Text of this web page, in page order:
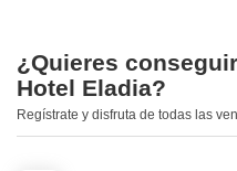
¿Quieres
Hotel Eladia?
Regístrate y disfruta de todas las